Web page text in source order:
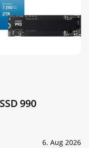
990
6. Aug 2026